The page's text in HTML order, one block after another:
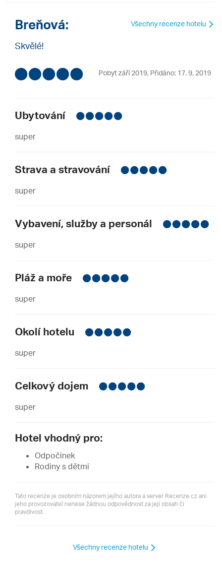
Všechny recenze hotelu
Breňová:
Skvělé!
Pobyt září 2019, Přidáno: 17. 9. 2019
Ubytování
super
Strava a stravování
super
Vybavení, služby a personál
super
Pláž a moře
super
Okolí hotelu
super
Celkový dojem
super
Hotel vhodný pro:
Odpočinek
Rodiny s dětmi
Tato recenze je osobním názorem jejího autora a server Recenze.cz ani
jeho provozovatel nenese žádnou odpovědnost za její obsah či
pravdivost.
Všechny recenze hotelu